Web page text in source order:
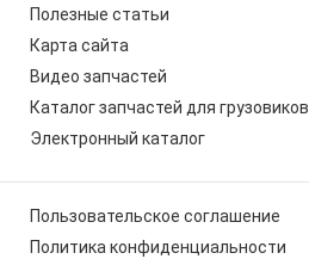
Полезные статьи
Карта сайта
Видео запчастей
Каталог запчастей для грузовиков
Электронный каталог
Пользовательское соглашение
Политика конфиденциальности